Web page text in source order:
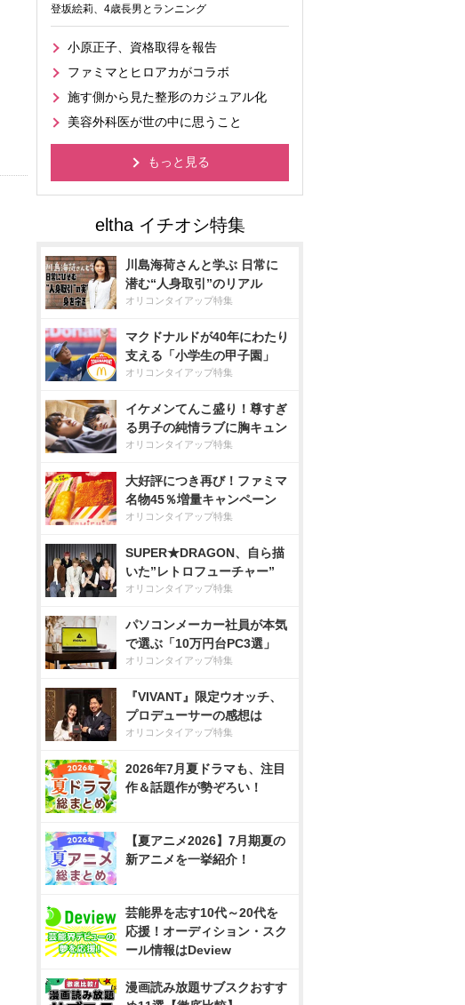
登坂絵莉、4歳長男とランニング
小原正子、資格取得を報告
ファミマとヒロアカがコラボ
施す側から見た整形のカジュアル化
美容外科医が世の中に思うこと
もっと見る
川島海荷さんと学ぶ 日常に
潜む“人身取引”のリアル
オリコンタイアップ特集
マクドナルドが40年にわたり
支える「小学生の甲子園」
オリコンタイアップ特集
イケメンてんこ盛り！尊すぎ
る男子の純情ラブに胸キュン
オリコンタイアップ特集
大好評につき再び！ファミマ
名物45％増量キャンペーン
オリコンタイアップ特集
SUPER★DRAGON、自ら描
いた”レトロフューチャー”
オリコンタイアップ特集
パソコンメーカー社員が本気
で選ぶ「10万円台PC3選」
オリコンタイアップ特集
『VIVANT』限定ウオッチ、
プロデューサーの感想は
オリコンタイアップ特集
2026年7月夏ドラマも、注目
作＆話題作が勢ぞろい！
【夏アニメ2026】7月期夏の
新アニメを一挙紹介！
芸能界を志す10代～20代を
応援！オーディション・スク
ール情報はDeview
漫画読み放題サブスクおすす